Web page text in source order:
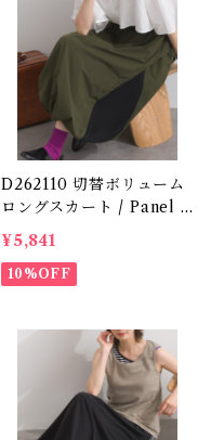
D262110 切替ボリューム
ロングスカート / Panel V
olume Long Skirt
¥5,841
10%OFF